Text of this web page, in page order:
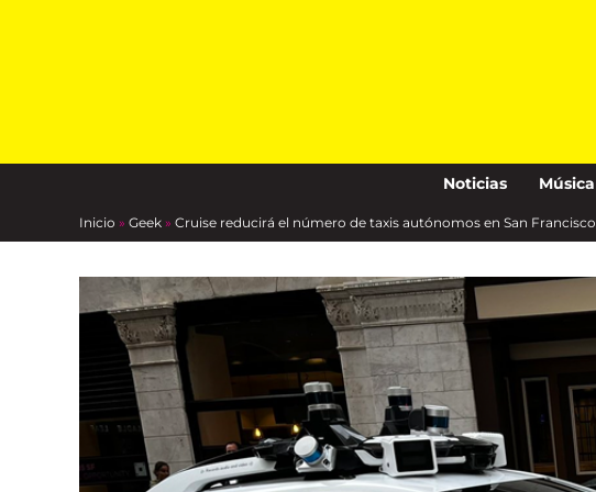
Noticias Música
Inicio » Geek » Cruise reducirá el número de taxis autónomos en San Francisco